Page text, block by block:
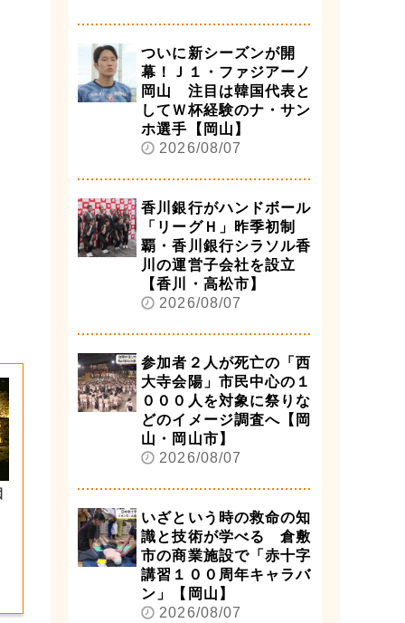
ついに新シーズンが開
幕！Ｊ１・ファジアーノ
岡山 注目は韓国代表と
してＷ杯経験のナ・サン
ホ選手【岡山】
2026/08/07
香川銀行がハンドボール
「リーグＨ」昨季初制
覇・香川銀行シラソル香
川の運営子会社を設立
【香川・高松市】
2026/08/07
参加者２人が死亡の「西
大寺会陽」市民中心の１
０００人を対象に祭りな
どのイメージ調査へ【岡
山・岡山市】
2026/08/07
いざという時の救命の知
識と技術が学べる 倉敷
市の商業施設で「赤十字
講習１００周年キャラバ
ン」【岡山】
2026/08/07